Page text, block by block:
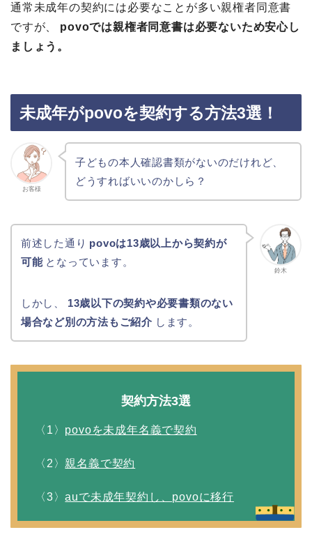
通常未成年の契約には必要なことが多い親権者同意書
ですが、
povoでは親権者同意書は必要ないため安心し
ましょう。
未成年がpovoを契約する方法3選！
お客様
子どもの本人確認書類がないのだけれど、
どうすればいいのかしら？
鈴木
前述した通り povoは13歳以上から契約が
可能 となっています。
しかし、
13歳以下の契約や必要書類のない
場合など別の方法もご紹介 します。
契約方法3選
〈1〉 povoを未成年名義で契約
〈2〉 親名義で契約
〈3〉auで未成年契約し、povoに移行